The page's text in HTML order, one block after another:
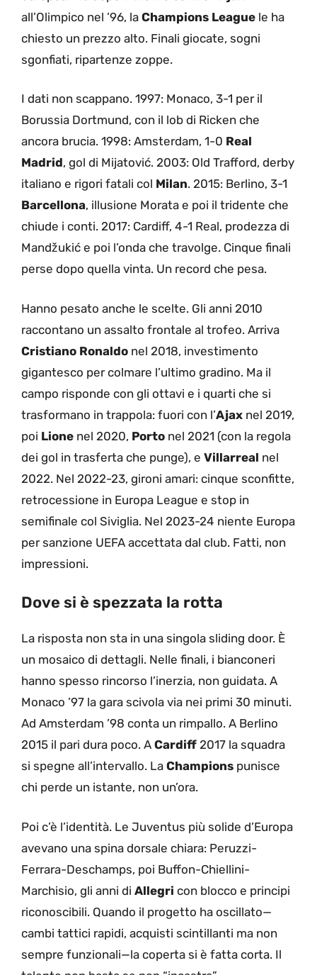
all’Olimpico nel ’96, la Champions League le ha
chiesto un prezzo alto. Finali giocate, sogni
sgonfiati, ripartenze zoppe.
I dati non scappano. 1997: Monaco, 3-1 per il
Borussia Dortmund, con il lob di Ricken che
ancora brucia. 1998: Amsterdam, 1-0 Real
Madrid, gol di Mijatović. 2003: Old Trafford, derby
italiano e rigori fatali col Milan. 2015: Berlino, 3-1
Barcellona, illusione Morata e poi il tridente che
chiude i conti. 2017: Cardiff, 4-1 Real, prodezza di
Mandžukić e poi l’onda che travolge. Cinque finali
perse dopo quella vinta. Un record che pesa.
Hanno pesato anche le scelte. Gli anni 2010
raccontano un assalto frontale al trofeo. Arriva
Cristiano Ronaldo nel 2018, investimento
gigantesco per colmare l’ultimo gradino. Ma il
campo risponde con gli ottavi e i quarti che si
trasformano in trappola: fuori con l’Ajax nel 2019,
poi Lione nel 2020, Porto nel 2021 (con la regola
dei gol in trasferta che punge), e Villarreal nel
2022. Nel 2022-23, gironi amari: cinque sconfitte,
retrocessione in Europa League e stop in
semifinale col Siviglia. Nel 2023-24 niente Europa
per sanzione UEFA accettata dal club. Fatti, non
impressioni.
Dove si è spezzata la rotta
La risposta non sta in una singola sliding door. È
un mosaico di dettagli. Nelle finali, i bianconeri
hanno spesso rincorso l’inerzia, non guidata. A
Monaco ’97 la gara scivola via nei primi 30 minuti.
Ad Amsterdam ’98 conta un rimpallo. A Berlino
2015 il pari dura poco. A Cardiff 2017 la squadra
si spegne all’intervallo. La Champions punisce
chi perde un istante, non un’ora.
Poi c’è l’identità. Le Juventus più solide d’Europa
avevano una spina dorsale chiara: Peruzzi-
Ferrara-Deschamps, poi Buffon-Chiellini-
Marchisio, gli anni di Allegri con blocco e principi
riconoscibili. Quando il progetto ha oscillato—
cambi tattici rapidi, acquisti scintillanti ma non
sempre funzionali—la coperta si è fatta corta. Il